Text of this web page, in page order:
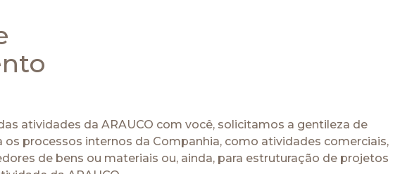
atividades da ARAUCO com você, solicitamos a gentileza de
processos internos da Companhia, como atividades comerciais,
de bens ou materiais ou, ainda, para estruturação de projetos